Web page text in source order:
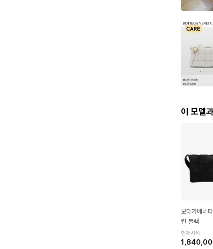
이 모델
보테가베네
킨 블랙
현재시세